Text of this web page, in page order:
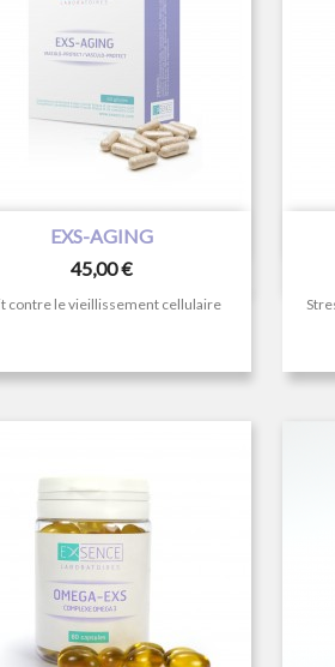
EXS-AGING
Prix
45,00 €
contre le vieillissement cellulaire
Aperçu rapide